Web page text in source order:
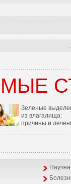
Зеленые
из влагалища:
причины и